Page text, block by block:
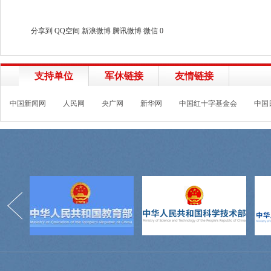
分享到 QQ空间 新浪微博 腾讯微博 微信 0
支持单位 军休链接 友情链接
中国新闻网 人民网 央广网 新华网 中国红十字基金会 中国